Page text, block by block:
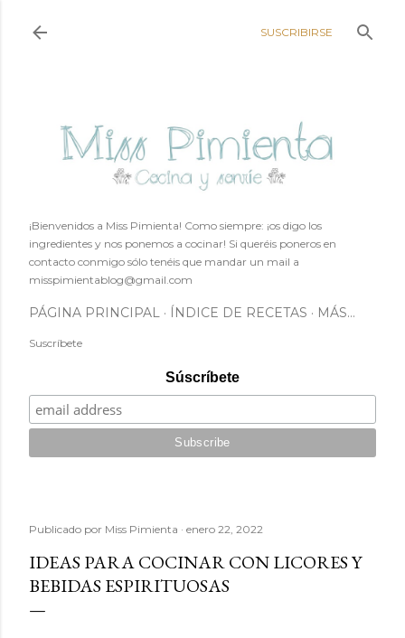
SUSCRIBIRSE
¡Bienvenidos a Miss Pimienta! Como siempre: ¡os digo los
ingredientes y nos ponemos a cocinar! Si queréis poneros en
contacto conmigo sólo tenéis que mandar un mail a
misspimientablog@gmail.com
PÁGINA PRINCIPAL ÍNDICE DE RECETAS MÁS…
Suscríbete
Súscríbete
Publicado por Miss Pimienta enero 22, 2022
IDEAS PARA COCINAR CON LICORES Y
BEBIDAS ESPIRITUOSAS